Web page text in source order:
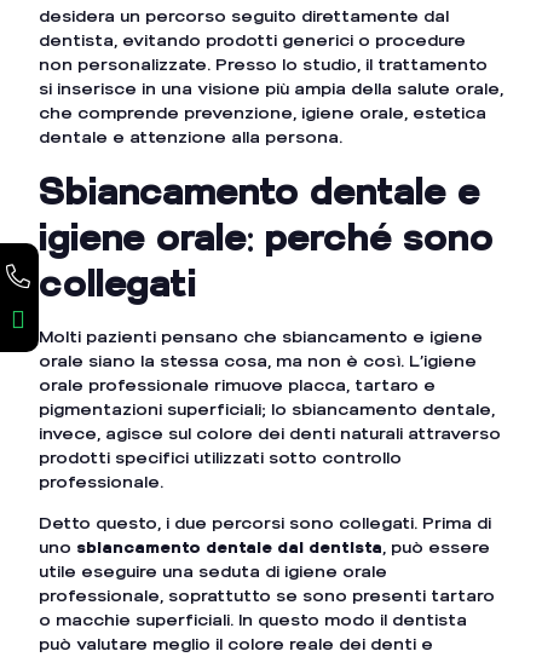
desidera un percorso seguito direttamente dal
dentista, evitando prodotti generici o procedure
non personalizzate. Presso lo studio, il trattamento
si inserisce in una visione più ampia della salute orale,
che comprende prevenzione, igiene orale, estetica
dentale e attenzione alla persona.
Sbiancamento dentale e
igiene orale: perché sono
collegati
Molti pazienti pensano che sbiancamento e igiene
orale siano la stessa cosa, ma non è così. L’igiene
orale professionale rimuove placca, tartaro e
pigmentazioni superficiali; lo sbiancamento dentale,
invece, agisce sul colore dei denti naturali attraverso
prodotti specifici utilizzati sotto controllo
professionale.
Detto questo, i due percorsi sono collegati. Prima di
uno sbiancamento dentale dal dentista, può essere
utile eseguire una seduta di igiene orale
professionale, soprattutto se sono presenti tartaro
o macchie superficiali. In questo modo il dentista
può valutare meglio il colore reale dei denti e